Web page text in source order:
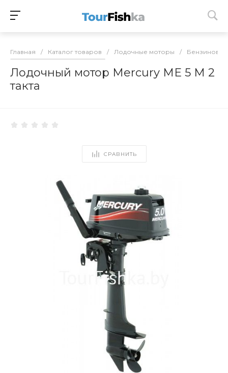
Главная / Каталог товаров / Лодочные моторы /
Лодочный мотор Mercury ME 5 M 2
такта
СРАВНИТЬ